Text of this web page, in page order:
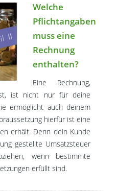
Welche
Pflichtangaben
muss eine
Rechnung
enthalten?
Eine Rechnung,
ist nicht nur für deine
ermöglicht auch deinem
hierfür ist eine
erhält. Denn dein Kunde
gestellte Umsatzsteuer
wenn bestimmte
erfüllt sind.